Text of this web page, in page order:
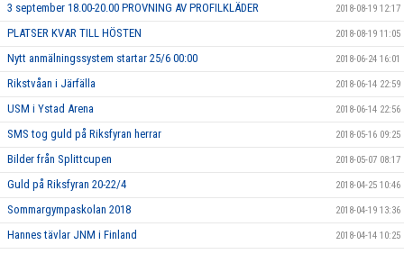
3 september 18.00-20.00 PROVNING AV PROFILKLÄDER 2018-08-19 12:17
PLATSER KVAR TILL HÖSTEN 2018-08-19 11:05
Nytt anmälningssystem startar 25/6 00:00 2018-06-24 16:01
Rikstvåan i Järfälla 2018-06-14 22:59
USM i Ystad Arena 2018-06-14 22:56
SMS tog guld på Riksfyran herrar 2018-05-16 09:25
Bilder från Splittcupen 2018-05-07 08:17
Guld på Riksfyran 20-22/4 2018-04-25 10:46
Sommargympaskolan 2018 2018-04-19 13:36
Hannes tävlar JNM i Finland 2018-04-14 10:25